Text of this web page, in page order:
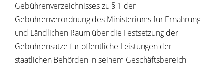
Gebührenverzeichnisses zu § 1 der
Gebührenverordnung des Ministeriums für Ernährung
und Ländlichen Raum über die Festsetzung der
Gebührensätze für öffentliche Leistungen der
staatlichen Behörden in seinem Geschäftsbereich